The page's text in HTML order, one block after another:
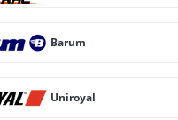
Barum
Uniroyal